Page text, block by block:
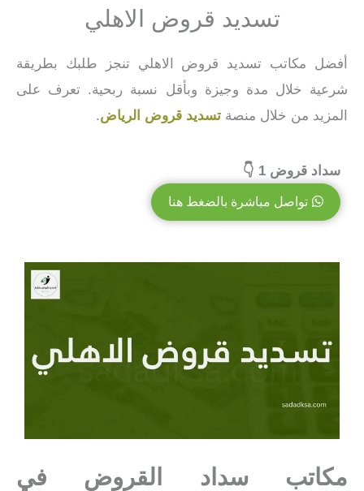
تسديد قروض الاهلي
أفضل مكاتب تسديد قروض الاهلي تنجز طلبك بطريقة
شرعية خلال مدة وجيزة وبأقل نسبة ربحية. تعرف على
المزيد من خلال منصة تسديد قروض الرياض.
سداد قروض 1 👇
تواصل مباشرة بالضغط هنا
مكاتب سداد القروض في